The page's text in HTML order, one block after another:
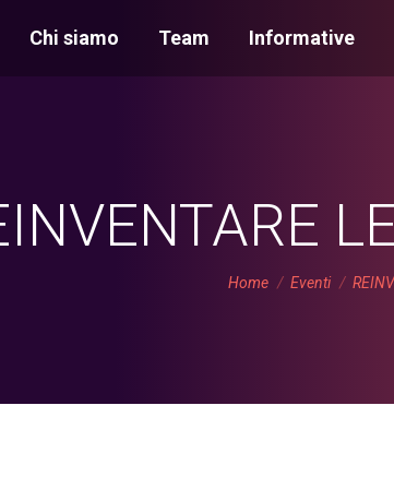
Chi siamo Team Informative
You are here:
Home Eventi